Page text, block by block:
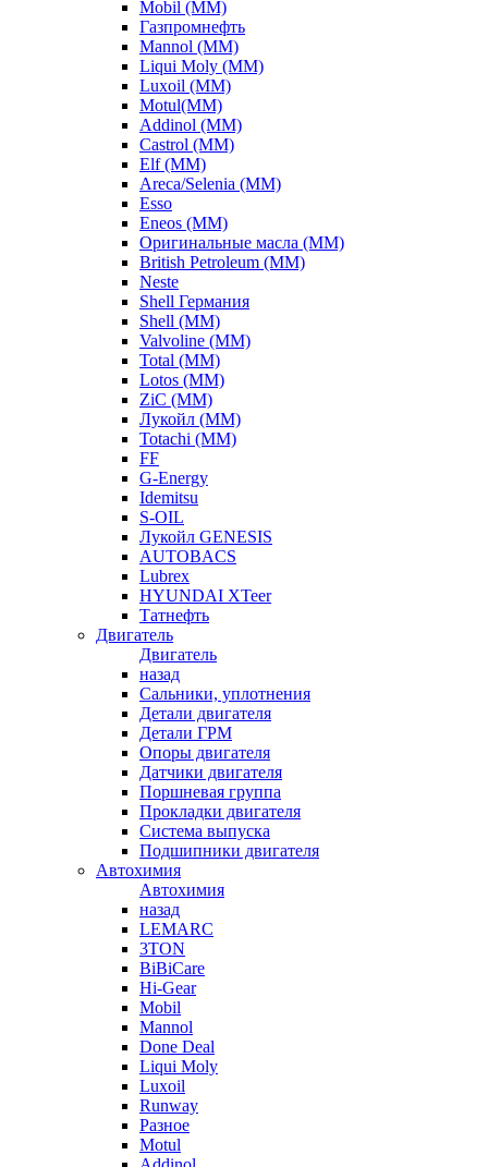
Mobil (ММ)
Газпромнефть
Mannol (ММ)
Liqui Moly (ММ)
Luxoil (ММ)
Motul(ММ)
Addinol (ММ)
Castrol (ММ)
Elf (ММ)
Areca/Selenia (ММ)
Esso
Eneos (ММ)
Оригинальные масла (ММ)
British Petroleum (ММ)
Neste
Shell Германия
Shell (ММ)
Valvoline (ММ)
Total (ММ)
Lotos (ММ)
ZiC (ММ)
Лукойл (ММ)
Totachi (MM)
FF
G-Energy
Idemitsu
S-OIL
Лукойл GENESIS
AUTOBACS
Lubrex
HYUNDAI XTeer
Татнефть
Двигатель
Двигатель
назад
Сальники, уплотнения
Детали двигателя
Детали ГРМ
Опоры двигателя
Датчики двигателя
Поршневая группа
Прокладки двигателя
Система выпуска
Подшипники двигателя
Автохимия
Автохимия
назад
LEMARC
3TON
BiBiCare
Hi-Gear
Mobil
Mannol
Done Deal
Liqui Moly
Luxoil
Runway
Разное
Motul